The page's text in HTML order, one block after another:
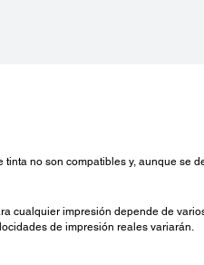
no son compatibles y, aunque se
cualquier impresión depende de
de impresión reales variarán.